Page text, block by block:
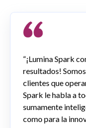
“¡Lumina Spark
resultados!
clientes que
Spark le habla a
sumamente
como para la